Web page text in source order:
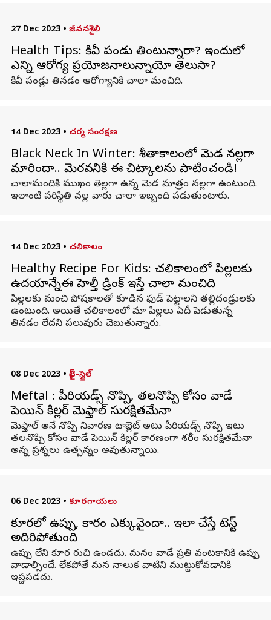
27 Dec 2023 • జీవనశైలి
Health Tips: కివీ పండు తింటున్నారా? ఇందులో
ఎన్ని ఆరోగ్య ప్రయోజనాలున్నాయో తెలుసా?
కివీ పండ్లు తినడం ఆరోగ్యానికి చాలా మంచిది.
14 Dec 2023 • చర్మ సంరక్షణ
Black Neck In Winter: శీతాకాలంలో మెడ నల్లగా
మారిందా.. మెరవడానికి ఈ చిట్కాలను పాటించండి!
చాలామందికి ముఖం తెల్లగా ఉన్న మెడ మాత్రం నల్లగా ఉంటుంది.
ఇలాంటి పరిస్థితి వల్ల వారు చాలా ఇబ్బంది పడుతుంటారు.
14 Dec 2023 • చలికాలం
Healthy Recipe For Kids: చలికాలంలో పిల్లలకు
ఉదయాన్నేఈ హెల్తీ డ్రింక్ ఇస్తే చాలా మంచిది
పిల్లలకు మంచి పోషకాలతో కూడిన ఫుడ్ పెట్టాలని తల్లిదండ్రులకు
ఉంటుంది. అయితే చలికాలంలో మా పిల్లలు ఏదీ పెడుతున్న
తినడం లేదని పలువురు చెబుతున్నారు.
08 Dec 2023 • లైఫ్-స్టైల్
Meftal : పీరియడ్స్ నొప్పి, తలనొప్పి కోసం వాడే
పెయిన్ కిల్లర్ మెఫ్తాల్ సురక్షితమేనా
మెఫ్తాల్ అనే నొప్పి నివారణ టాబ్లెట్ అటు పీరియడ్స్ నొప్పి ఇటు
తలనొప్పి కోసం వాడే పెయిన్ కిల్లర్ కారణంగా శరీరం సురక్షితమేనా
అన్న ప్రశ్నలు ఉత్పన్నం అవుతున్నాయి.
06 Dec 2023 • కూరగాయలు
కూరలో ఉప్పు, కారం ఎక్కువైందా.. ఇలా చేస్తే టెస్ట్
అదిరిపోతుంది
ఉప్పు లేని కూర రుచి ఉండదు. మనం వాడే ప్రతి వంటకానికి ఉప్పు
వాడాల్సిందే. లేకపోతే మన నాలుక వాటిని ముట్టుకోవడానికి
ఇష్టపడదు.